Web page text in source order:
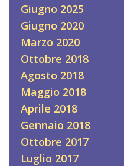
Giugno 2025
Giugno 2020
Marzo 2020
Ottobre 2018
Agosto 2018
Maggio 2018
Aprile 2018
Gennaio 2018
Ottobre 2017
Luglio 2017